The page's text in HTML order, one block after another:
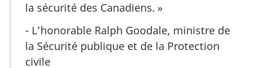
la sécurité des Canadiens. »
- L’honorable Ralph Goodale, ministre de
la Sécurité publique et de la Protection
civile